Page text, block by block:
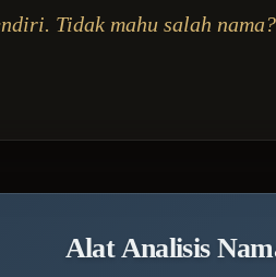
Tidak mahu salah
Alat Analisis